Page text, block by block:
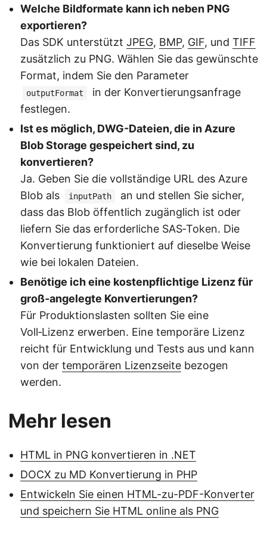
Welche Bildformate kann ich neben PNG
exportieren?
Das SDK unterstützt JPEG, BMP, GIF, und TIFF
zusätzlich zu PNG. Wählen Sie das gewünschte
Format, indem Sie den Parameter
outputFormat
in der Konvertierungsanfrage
festlegen.
Ist es möglich, DWG-Dateien, die in Azure
Blob Storage gespeichert sind, zu
konvertieren?
Ja. Geben Sie die vollständige URL des Azure
Blob als
inputPath
an und stellen Sie sicher,
dass das Blob öffentlich zugänglich ist oder
liefern Sie das erforderliche SAS‑Token. Die
Konvertierung funktioniert auf dieselbe Weise
wie bei lokalen Dateien.
Benötige ich eine kostenpflichtige Lizenz für
groß‑angelegte Konvertierungen?
Für Produktionslasten sollten Sie eine
Voll‑Lizenz erwerben. Eine temporäre Lizenz
reicht für Entwicklung und Tests aus und kann
von der temporären Lizenzseite bezogen
werden.
Mehr lesen
HTML in PNG konvertieren in .NET
DOCX zu MD Konvertierung in PHP
Entwickeln Sie einen HTML-zu-PDF-Konverter
und speichern Sie HTML online als PNG